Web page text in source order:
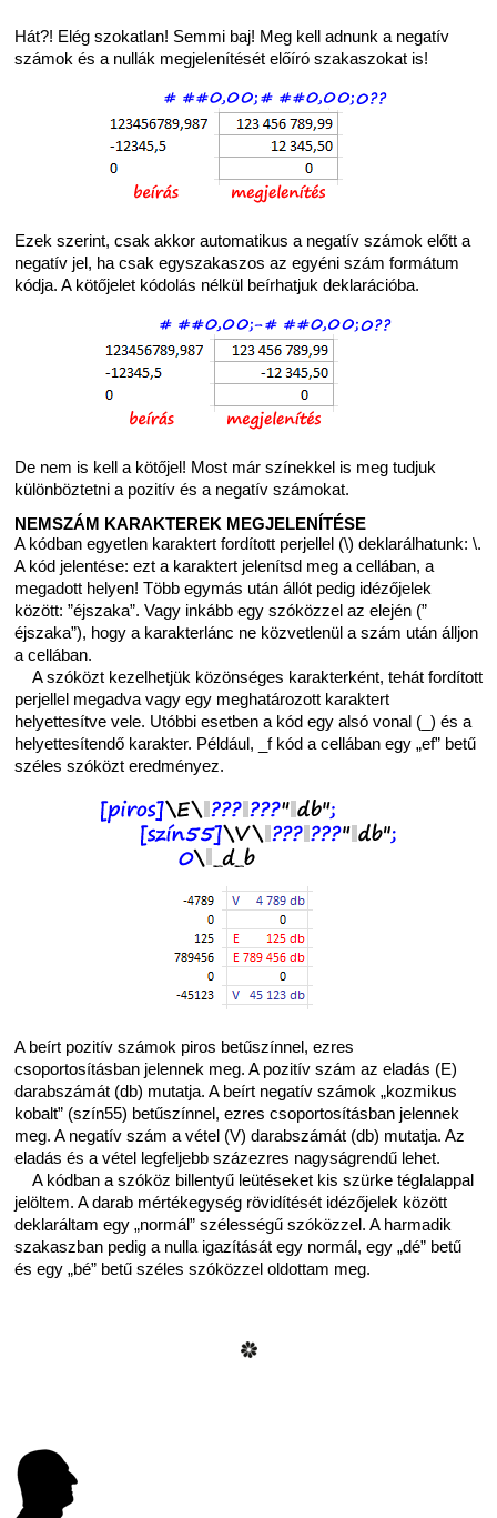
Hát?! Elég szokatlan! Semmi baj! Meg kell adnunk a negatív
számok és a nullák megjelenítését előíró szakaszokat is!
Ezek szerint, csak akkor automatikus a negatív számok előtt a
negatív jel, ha csak egyszakaszos az egyéni szám formátum
kódja. A kötőjelet kódolás nélkül beírhatjuk deklarációba.
De nem is kell a kötőjel! Most már színekkel is meg tudjuk
különböztetni a pozitív és a negatív számokat.
NEMSZÁM KARAKTEREK MEGJELENÍTÉSE
A kódban egyetlen karaktert fordított perjellel (\) deklarálhatunk: \.
A kód jelentése: ezt a karaktert jelenítsd meg a cellában, a
megadott helyen! Több egymás után állót pedig idézőjelek
között: ”éjszaka”. Vagy inkább egy szóközzel az elején (”
éjszaka”), hogy a karakterlánc ne közvetlenül a szám után álljon
a cellában.
A szóközt kezelhetjük közönséges karakterként, tehát fordított
perjellel megadva vagy egy meghatározott karaktert
helyettesítve vele. Utóbbi esetben a kód egy alsó vonal (_) és a
helyettesítendő karakter. Például, _f kód a cellában egy „ef” betű
széles szóközt eredményez.
A beírt pozitív számok piros betűszínnel, ezres
csoportosításban jelennek meg. A pozitív szám az eladás (E)
darabszámát (db) mutatja. A beírt negatív számok „kozmikus
kobalt” (szín55) betűszínnel, ezres csoportosításban jelennek
meg. A negatív szám a vétel (V) darabszámát (db) mutatja. Az
eladás és a vétel legfeljebb százezres nagyságrendű lehet.
A kódban a szóköz billentyű leütéseket kis szürke téglalappal
jelöltem. A darab mértékegység rövidítését idézőjelek között
deklaráltam egy „normál” szélességű szóközzel. A harmadik
szakaszban pedig a nulla igazítását egy normál, egy „dé” betű
és egy „bé” betű széles szóközzel oldottam meg.